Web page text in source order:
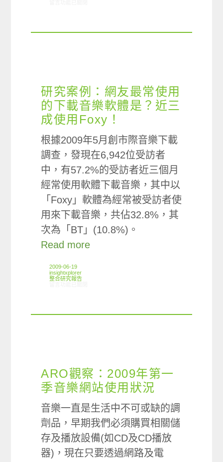
研究案例：網友最常使用
的下載音樂軟體是？近三
成使用Foxy！
根據2009年5月創市際音樂下載
調查，發現在6,942位受訪者
中，有57.2%的受訪者近三個月
經常使用軟體下載音樂，其中以
「Foxy」軟體為經常被受訪者使
用來下載音樂，共佔32.8%，其
次為「BT」(10.8%)。
Read more
2009-06-19
insightxplorer
整合研究報告
ARO觀察：2009年第一
季音樂網站使用狀況
音樂一直是生活中不可或缺的調
劑品，早期我們必須購買相關儲
存及播放設備(如CD及CD播放
器)，現在只要透過網路及電